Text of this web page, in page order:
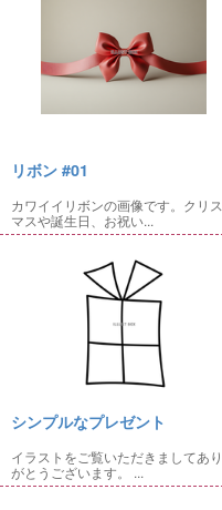
リボン #01
カワイイリボンの画像です。クリス
マスや誕生日、お祝い...
シンプルなプレゼント
イラストをご覧いただきましてあり
がとうございます。 ...